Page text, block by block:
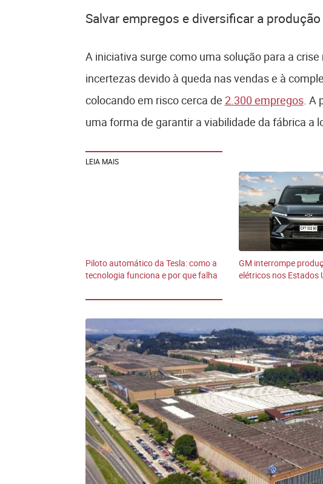
Salvar empregos e diversificar a produção
A iniciativa surge como uma solução para a crise
incertezas devido à queda nas vendas e à
colocando em risco cerca de 2.300 empregos. A
uma forma de garantir a viabilidade da fábrica a
LEIA MAIS
Piloto automático da Tesla: como a
tecnologia funciona e por que falha
GM interrompe
elétricos nos Estados